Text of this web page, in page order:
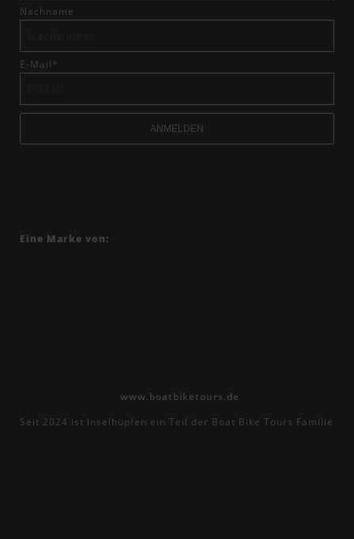
Nachname
E-Mail*
ANMELDEN
Eine Marke von:
www.boatbiketours.de
Seit 2024 ist Inselhüpfen ein Teil der Boat Bike Tours Familie